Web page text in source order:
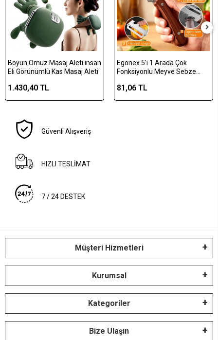
Boyun Omuz Masaj Aleti insan
Eli Görünümlü Kas Masaj Aleti
1.430,40 TL
Egonex 5'i 1 Arada Çok
Fonksiyonlu Meyve Sebze
Şişe Açacağı – Ahşap Saplı
81,06 TL
Güvenli Alışveriş
HIZLI TESLİMAT
7 / 24 DESTEK
Müşteri Hizmetleri
Kurumsal
Kategoriler
Bize Ulaşın